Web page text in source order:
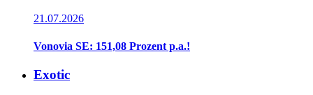
21.07.2026
Vonovia SE: 151,08 Prozent p.a.!
Exotic